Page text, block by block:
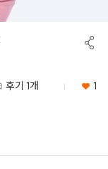
후기 1개 1
공
유